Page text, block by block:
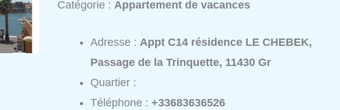
Catégorie : Appartement de vacances
Adresse :Appt C14 résidence LE CHEBEK,
Passage de la Trinquette, 11430 Gr
Quartier :
Téléphone :+33683636526